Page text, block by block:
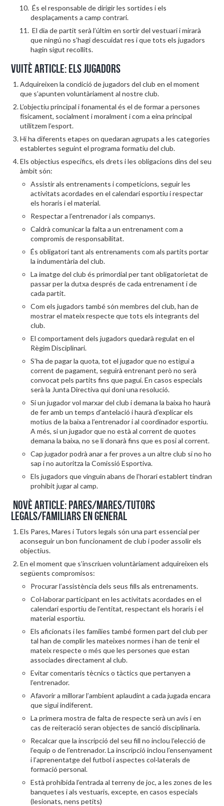
És el responsable de dirigir les sortides i els
desplaçaments a camp contrari.
El dia de partit serà l’últim en sortir del vestuari i mirarà
que ningú no s’hagi descuidat res i que tots els jugadors
hagin sigut recollits.
Vuitè article: Els jugadors
Adquireixen la condició de jugadors del club en el moment
que s’apunten voluntàriament al nostre club.
L’objectiu principal i fonamental és el de formar a persones
físicament, socialment i moralment i com a eina principal
utilitzem l’esport.
Hi ha diferents etapes on quedaran agrupats a les categories
establertes seguint el programa formatiu del club.
Els objectius específics, els drets i les obligacions dins del seu
àmbit són:
Assistir als entrenaments i competicions, seguir les
activitats acordades en el calendari esportiu i respectar
els horaris i el material.
Respectar a l’entrenador i als companys.
Caldrà comunicar la falta a un entrenament com a
compromís de responsabilitat.
És obligatori tant als entrenaments com als partits portar
la indumentària del club.
La imatge del club és primordial per tant obligatorietat de
passar per la dutxa després de cada entrenament i de
cada partit.
Com els jugadors també són membres del club, han de
mostrar el mateix respecte que tots els integrants del
club.
El comportament dels jugadors quedarà regulat en el
Règim Disciplinari.
S’ha de pagar la quota, tot el jugador que no estigui a
corrent de pagament, seguirà entrenant però no serà
convocat pels partits fins que pagui. En casos especials
serà la Junta Directiva qui doni una resolució.
Si un jugador vol marxar del club i demana la baixa ho haurà
de fer amb un temps d’antelació i haurà d’explicar els
motius de la baixa a l’entrenador i al coordinador esportiu.
A més, si un jugador que no està al corrent de quotes
demana la baixa, no se li donarà fins que es posi al corrent.
Cap jugador podrà anar a fer proves a un altre club si no ho
sap i no autoritza la Comissió Esportiva.
Els jugadors que vinguin abans de l’horari establert tindran
prohibit jugar al camp.
Novè article: Pares/Mares/Tutors
legals/Familiars en general
Els Pares, Mares i Tutors legals són una part essencial per
aconseguir un bon funcionament de club i poder assolir els
objectius.
En el moment que s’inscriuen voluntàriament adquireixen els
següents compromisos:
Procurar l’assistència dels seus fills als entrenaments.
Col·laborar participant en les activitats acordades en el
calendari esportiu de l’entitat, respectant els horaris i el
material esportiu.
Els aficionats i les famílies també formen part del club per
tal han de complir les mateixes normes i han de tenir el
mateix respecte o més que les persones que estan
associades directament al club.
Evitar comentaris tècnics o tàctics que pertanyen a
l’entrenador.
Afavorir a millorar l’ambient aplaudint a cada jugada encara
que sigui indiferent.
La primera mostra de falta de respecte serà un avís i en
cas de reiteració seran objectes de sanció disciplinaria.
Recalcar que la inscripció del seu fill no inclou l’elecció de
l’equip o de l’entrenador. La inscripció inclou l’ensenyament
i l’aprenentatge del futbol i aspectes col·laterals de
formació personal.
Està prohibida l’entrada al terreny de joc, a les zones de les
banquetes i als vestuaris, excepte, en casos especials
(lesionats, nens petits)